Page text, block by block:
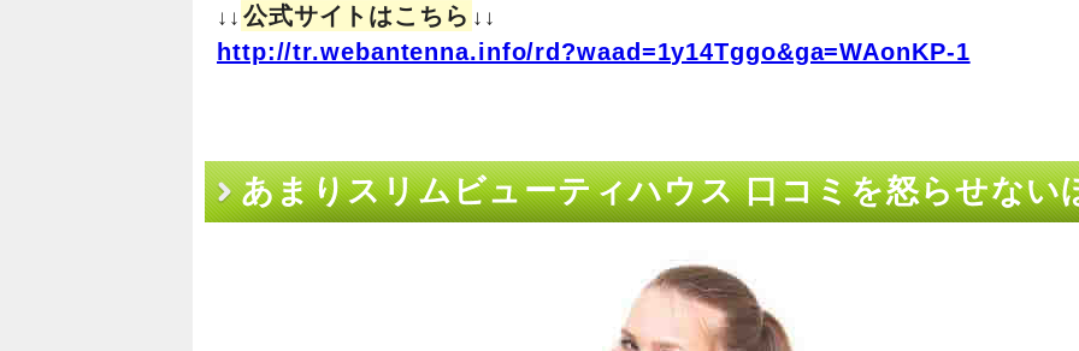
↓↓ 公式サイトはこちら ↓↓
http://tr.webantenna.info/rd?waad=1y14Tggo&ga=WAonKP-1
あまりスリムビューティハウス 口コミを怒らせない